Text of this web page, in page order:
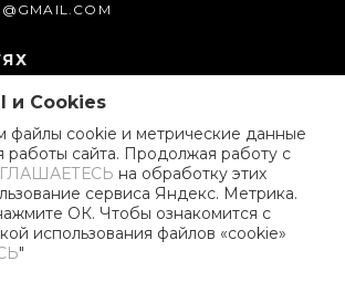
и Cookies
файлы cookie и метрические данные
работы сайта. Продолжая работу с
на обработку этих
сервиса Яндекс. Метрика.
ОК. Чтобы ознакомится с
использования файлов «cookie»
"